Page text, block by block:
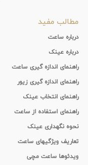
مطالب مفید
درباره ساعت
درباره عینک
راهنمای اندازه گیری ساعت
راهنمای اندازه گیری زیور
راهنمای انتخاب عینک
راهنمای استفاده از ساعت
نحوه نگهداری عینک
تعاریف ویژگیهای ساعت
ویدئوها ساعت مچی